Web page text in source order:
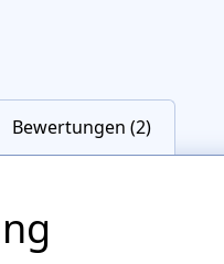
Bewertungen (2)